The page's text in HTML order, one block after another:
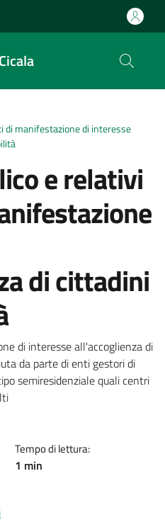
di manifestazione di interesse
e relativi
di cittadini
di interesse all'accoglienza di
da parte di enti gestori di
semiresidenziale quali centri
Tempo di lettura:
1 min